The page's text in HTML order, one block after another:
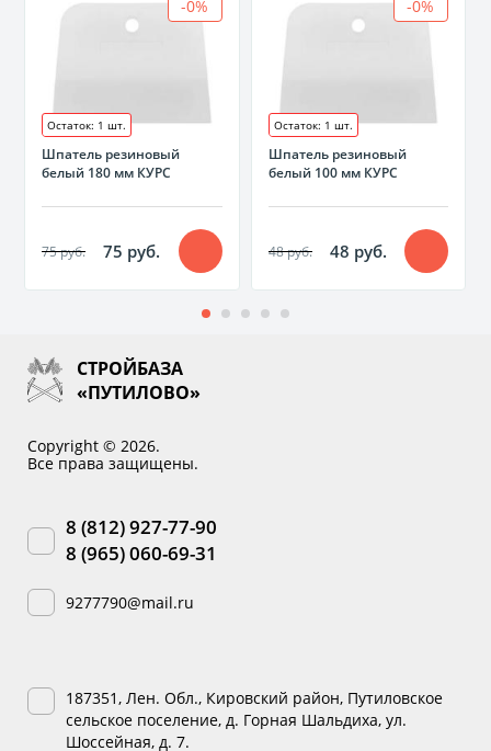
-0%
Остаток: 1 шт.
Шпатель резиновый
белый 180 мм КУРС
75 руб. 75 руб.
-0%
Остаток: 1 шт.
Шпатель резиновый
белый 100 мм КУРС
48 руб. 48 руб.
СТРОЙБАЗА
«ПУТИЛОВО»
Copyright © 2026.
Все права защищены.
8 (812) 927-77-90
8 (965) 060-69-31
9277790@mail.ru
187351, Лен. Обл., Кировский район, Путиловское
сельское поселение, д. Горная Шальдиха, ул.
Шоссейная, д. 7.